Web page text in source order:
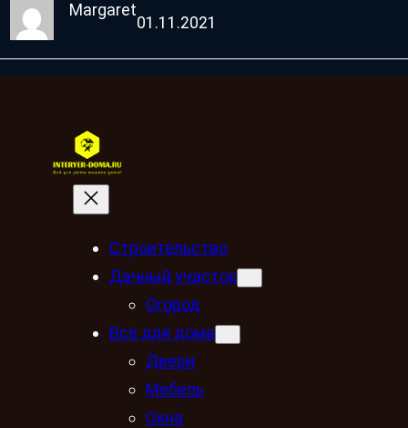
Margaret
01.11.2021
Строительство
Дачный участок
Огород
Всё для дома
Двери
Мебель
Окна